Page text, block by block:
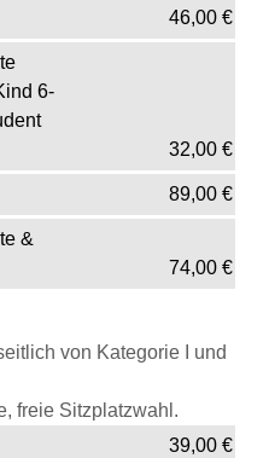
46,00€
6-
32,00€
89,00€
&
74,00€
von Kategorie I und
freie Sitzplatzwahl.
39,00€